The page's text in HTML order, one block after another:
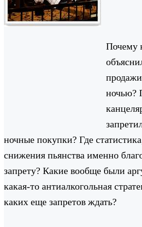
Почему
ночью?
ночные покупки? Где
снижения пьянства именно
запрету? Какие вообще были
какая-то антиалкогольная
каких еще запретов ждать?